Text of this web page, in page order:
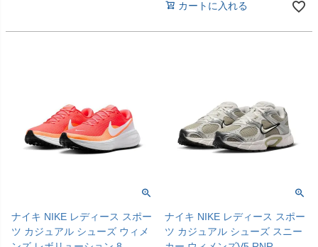
カートに入れる
ナイキ NIKE レディース スポー
ツ カジュアル シューズ ウィメ
ナイキ NIKE レディース スポー
ツ カジュアル シューズ スニー